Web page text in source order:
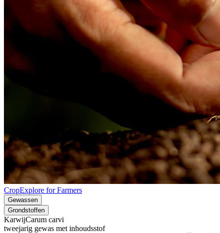
CropExplore for Farmers
Gewassen
Grondstoffen
KarwijCarum carvi
tweejarig gewas met inhoudsstof